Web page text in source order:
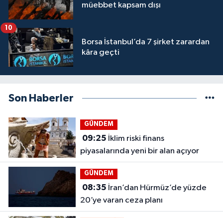
müebbet kapsam dışı
Borsa İstanbul’da 7 şirket zarardan
kâra geçti
10
Son Haberler
GÜNDEM
09:25
piyasalarında yeni bir alan açıyor
GÜNDEM
08:35
20’ye varan ceza planı